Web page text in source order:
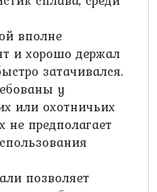
вполне
и хорошо держал
затачивался.
у
или охотничьих
не предполагает
позволяет